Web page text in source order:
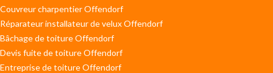
Couvreur charpentier Offendorf
Réparateur installateur de velux Offendorf
Bâchage de toiture Offendorf
Devis fuite de toiture Offendorf
Entreprise de toiture Offendorf